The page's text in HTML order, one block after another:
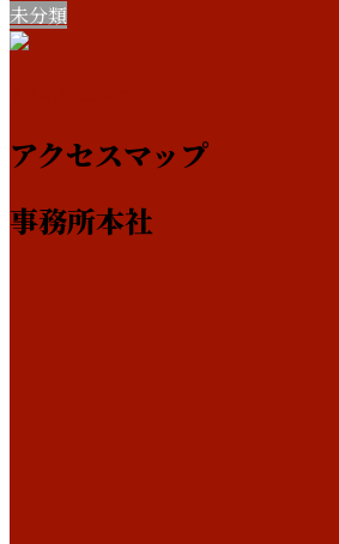
未分類
アクセスマップ
事務所本社